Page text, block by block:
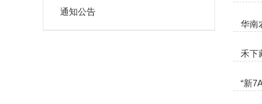
通知公告
华南
禾下
“新